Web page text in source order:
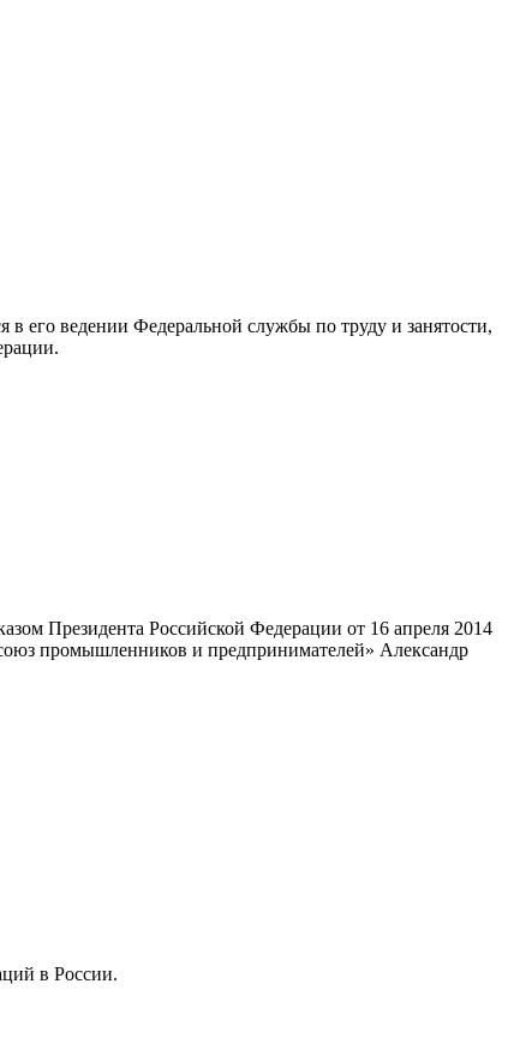
его ведении Федеральной службы по труду и занятости,
Президента Российской Федерации от 16 апреля 2014
промышленников и предпринимателей» Александр
в России.